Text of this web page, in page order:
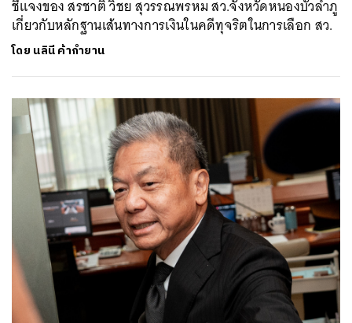
ชี้แจงของ สรชาติ วิชย สุวรรณพรหม สว.จังหวัดหนองบัวลำภู
เกี่ยวกับหลักฐานเส้นทางการเงินในคดีทุจริตในการเลือก สว.
โดย นลินี ค้ากำยาน